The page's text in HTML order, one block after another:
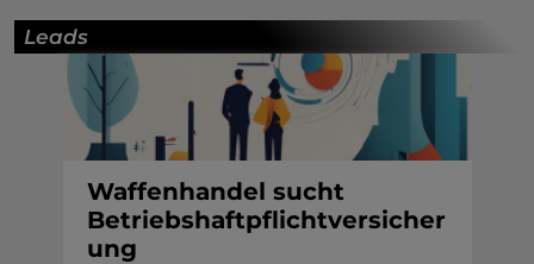
Leads
Waffenhandel sucht
Betriebshaftpflichtversicher
ung